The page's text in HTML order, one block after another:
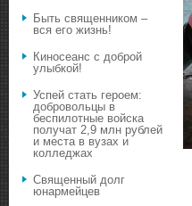
Быть священником –
вся его жизнь!
Киносеанс с доброй
улыбкой!
Успей стать героем:
добровольцы в
беспилотные войска
получат 2,9 млн рублей
и места в вузах и
колледжах
Священный долг
юнармейцев